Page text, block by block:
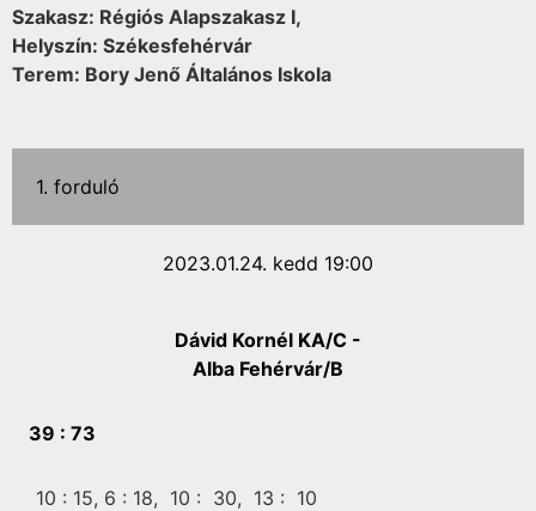
Szakasz: Régiós Alapszakasz I,
Helyszín: Székesfehérvár
Terem: Bory Jenő Általános Iskola
1. forduló
2023.01.24. kedd 19:00
Dávid Kornél KA/C -
Alba Fehérvár/B
39 : 73
10 : 15, 6 : 18, 10 : 30, 13 : 10